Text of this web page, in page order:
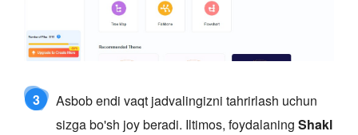
3
Asbob endi vaqt jadvalingizni tahrirlash uchun
sizga bo'sh joy beradi. Iltimos, foydalaning Shakl